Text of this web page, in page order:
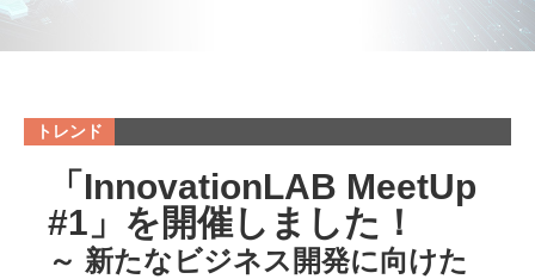
トレンド
「InnovationLAB MeetUp
#1」を開催しました！
～ 新たなビジネス開発に向けた